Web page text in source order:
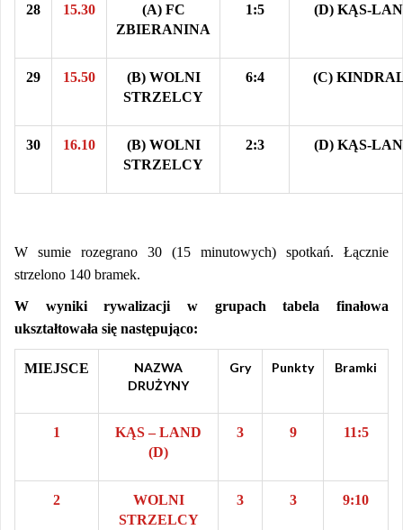
28 15.30
(A) FC
ZBIERANINA
1:5 (D) KĄS-
29 15.50
(B) WOLNI
STRZELCY
6:4 (C)
30 16.10
(B) WOLNI
STRZELCY
2:3 (D) KĄS-
W sumie rozegrano 30 (15 minutowych) spotkań. Łącznie
strzelono 140 bramek.
W wyniki rywalizacji w grupach tabela finałowa
ukształtowała się następująco:
MIEJSCE NAZWA
DRUŻYNY
Gry Punkty Bramki
1
KĄS – LAND
(D)
3 9 11:5
2
WOLNI
STRZELCY
3 3 9:10